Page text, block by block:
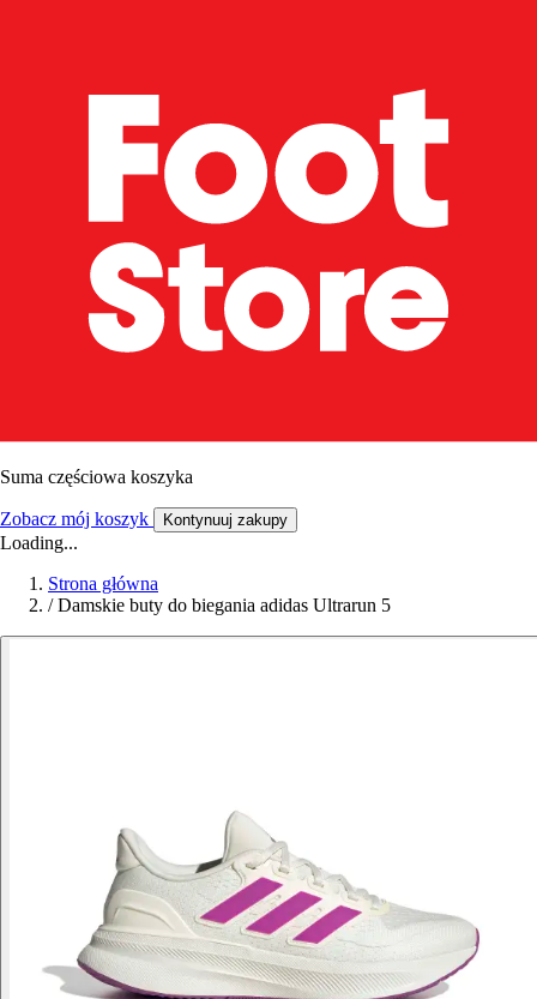
Suma częściowa koszyka
Zobacz mój koszyk Kontynuuj zakupy
Loading...
Strona główna
/ Damskie buty do biegania adidas Ultrarun 5